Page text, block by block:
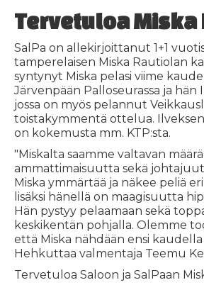
Tervetuloa
SalPa on allekirjoittanut 1+1
tamperelaisen Miska Rautiolan
syntynyt Miska pelasi viime
Järvenpään Palloseurassa ja hän
jossa on myös pelannut
toistakymmentä ottelua. Ilveksen
on kokemusta mm. KTP:sta.
"Miskalta saamme valtavan
ammattimaisuutta sekä
Miska ymmärtää ja näkee peliä
lisäksi hänellä on maagisuutta
Hän pystyy pelaamaan sekä
keskikentän pohjalla. Olemme
että Miska nähdään ensi kaudella
Hehkuttaa valmentaja Teemu
Tervetuloa Saloon ja SalPaan